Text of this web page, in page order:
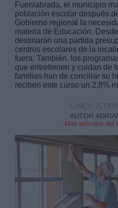
Fuenlabrada, el municipio
población escolar después
Gobierno regional la
materia de Educación.
destinarán una partida
centros escolares de la
fuera. También, los
que entretienen y cuidan de
familias han de conciliar su
reciben este curso un 2,8%
AUTOR
Mas artículos del
LUNES, 25